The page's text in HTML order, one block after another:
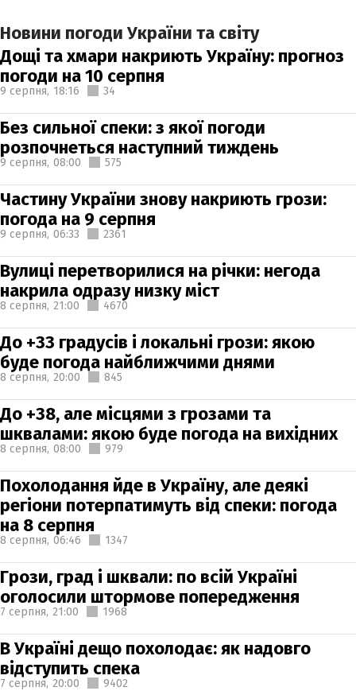
Новини погоди України та світу
Дощі та хмари накриють Україну: прогноз
погоди на 10 серпня
9 серпня, 18:16 34
Без сильної спеки: з якої погоди
розпочнеться наступний тиждень
9 серпня, 08:00 575
Частину України знову накриють грози:
погода на 9 серпня
9 серпня, 06:33 2361
Вулиці перетворилися на річки: негода
накрила одразу низку міст
8 серпня, 21:00 4670
До +33 градусів і локальні грози: якою
буде погода найближчими днями
8 серпня, 20:00 845
До +38, але місцями з грозами та
шквалами: якою буде погода на вихідних
8 серпня, 08:00 979
Похолодання йде в Україну, але деякі
регіони потерпатимуть від спеки: погода
на 8 серпня
8 серпня, 06:46 1347
Грози, град і шквали: по всій Україні
оголосили штормове попередження
7 серпня, 21:00 1968
В Україні дещо похолодає: як надовго
відступить спека
7 серпня, 20:00 9402